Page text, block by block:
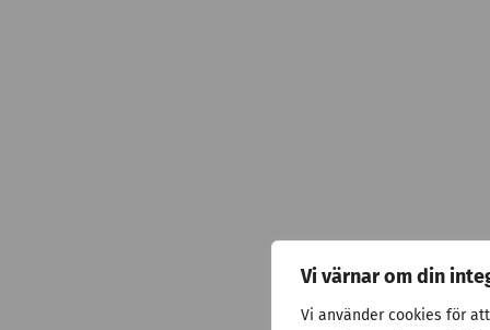
Vi värnar om din
Vi använder cookies för